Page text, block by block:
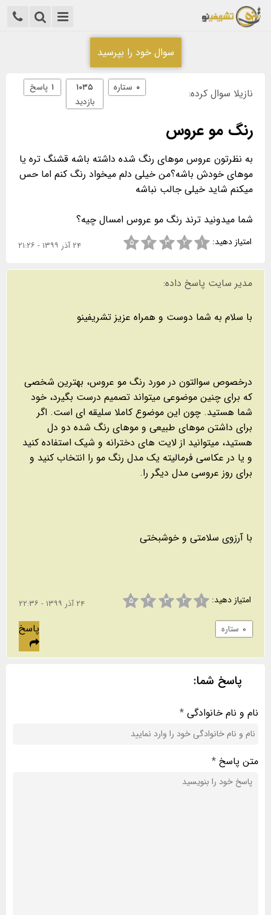
سوال خود را بپرسید
نازیلا سوال کرده: ۱ پاسخ
۱۰۳۵
بازدید
۰ ستاره
رنگ مو عروس
به نظرتون عروس موهای رنگ شده داشته باشه قشنگ تره یا
موهای خودش باشه؟من خیلی دلم میخواد رنگ کنم اما حس
شما میدونید ترند رنگ مو عروس امسال چیه؟
امتیاز دهید: ۱ ۲ ۳ ۴ ۵ ۲۴ آذر ۱۳۹۹ - ۲۱:۲۶
مدیر سایت پاسخ داده:
با سلام به شما دوست و همراه عزیز تشریفینو
درخصوص سوالتون در مورد رنگ مو عروس، بهترین شخصی
که برای چنین موضوعی میتواند تصمیم درست بگیرد، خود
شما هستید. چون این موضوع کاملا سلیقه ای است. اگر
برای داشتن موهای طبیعی و موهای رنگ شده دو دل
هستید، میتوانید از لایت های دخترانه و شیک استفاده کنید
و یا در عکاسی فرمالیته یک مدل رنگ مو را انتخاب کنید و
برای روز عروسی مدل دیگر را.
با آرزوی سلامتی و خوشبختی
امتیاز دهید: ۱ ۲ ۳ ۴ ۵ ۲۴ آذر ۱۳۹۹ - ۲۲:۳۶
۰ ستاره پاسخ
پاسخ شما:
نام و نام خانوادگی *
متن پاسخ *